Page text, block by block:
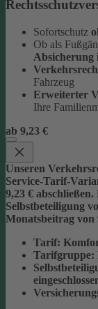
Sofortschutz
Ob als
Absicherung
Fahrzeug
Erweiterter
Ihre
ab 9,23 €
Unseren
Service-Tarif-
9,23 € abschließen.
Selbstbeteiligung
Monatsbeitrag von
Tarif:
Tarifgruppe: